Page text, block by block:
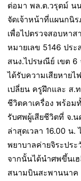
ต่อมา พล.ต.วรุตม์ น
จัดเจ้าหน้าที่แผนกนิ
เพื่อไปตรวจสอบหาส
หมายเลข 5146 ปร
สนง.ไปรษณีย์ เขต 6
ได้รับความเสียหาย
เปลี่ยน ครูฝึกและ ส.
ชีวิตคาเครื่อง พร้อม
รับศพผู้เสียชีวิตที่ จ.น
ล่าสุดเวลา 16.00 น.
พยาบาลค่ายจิระปร
จากนั้นได้นำศพขึ้นเ
สนามบินสะพานนาค